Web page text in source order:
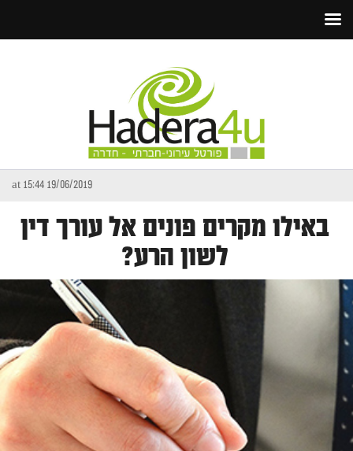
19/06/2019 at 15:44
באילו מקרים פונים אל עורך דין
לשון הרע?